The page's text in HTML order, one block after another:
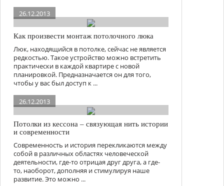
26.12.2013
Как произвести монтаж потолочного люка
Люк, находящийся в потолке, сейчас не является
редкостью. Такое устройство можно встретить
практически в каждой квартире с новой
планировкой. Предназначается он для того,
чтобы у вас был доступ к ...
26.12.2013
Потолки из кессона – связующая нить истории
и современности
Современность и история перекликаются между
собой в различных областях человеческой
деятельности, где-то отрицая друг друга, а где-
то, наоборот, дополняя и стимулируя наше
развитие. Это можно ...